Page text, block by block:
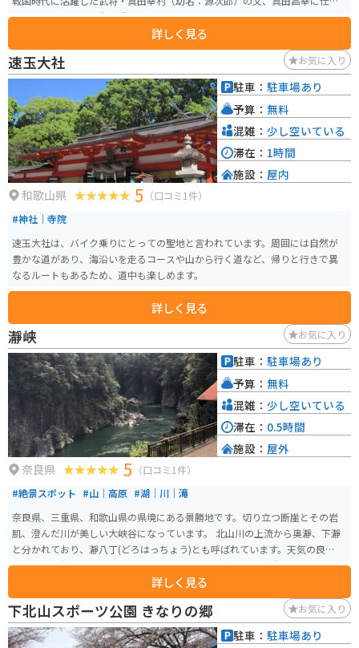
た忍者、板屋九郎兵衛勝重の出身地であることにちなんで名付けられまし
や、地元の特産品を販売するショップ、レストランなどがあります。 熊野灘
を望む絶景スポットとしても知られており、特に夕暮れ時には美しい夕日を
見ることができます。 バイクで訪れる場合、道の駅には広い駐車場が完備さ
れているので安心です。また、周辺には熊野古道など、ツーリングに最適なス
ポットがたくさんあります。 地元の名産品としては、熊野古道で採れる「さ
んしょ」を使った商品や、熊野灘で獲れる新鮮な魚介類などがおすすめで
す。道の駅のレストランでも、地元の食材をふんだんに使った料理を楽しむ
ことができます。
詳しく見る
速玉大社 お気に入り
和歌山県 5 （口コミ1件）
#神社｜寺院
速玉大社は、バイク乗りにとっての聖地と言われています。周囲には自然が
豊かな道があり、海沿いを走るコースや山から行く道など、帰りと行きで異
なるルートもあるため、道中も楽しめます。
詳しく見る
駐車： 駐車場あり
予算： 無料
混雑： 少し空いている
滞在： 1時間
施設： 屋内
瀞峡 お気に入り
奈良県 5 （口コミ1件）
#絶景スポット #山｜高原 #湖｜川｜滝
奈良県、三重県、和歌山県の県境にある景勝地です。切り立つ断崖とその岩
肌、澄んだ川が美しい大峡谷になっています。 北山川の上流から奥瀞、下瀞
と分かれており、瀞八丁(どろはっちょう)とも呼ばれています。天気の良い日
はジェット船に乗ることができ、川面付近から断崖、荘厳な岩を見上げると
大自然をより一層感じることができます。
詳しく見る
駐車： 駐車場あり
予算： 無料
混雑： 少し空いている
滞在： 0.5時間
施設： 屋外
下北山スポーツ公園 きなりの郷 お気に入り
駐車： 駐車場あり